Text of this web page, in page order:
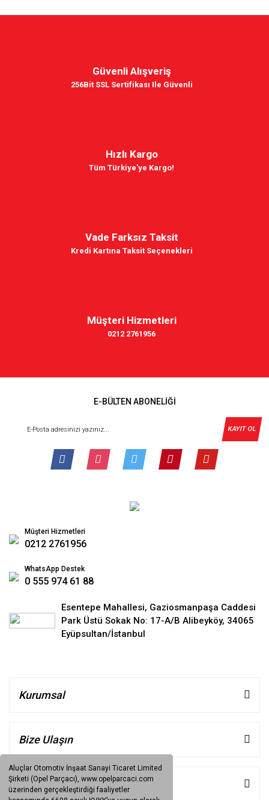
Aluçlar Otomotiv İnşaat Sanayi Ticaret Limited
Şirketi (Opel Parçacı), www.opelparcaci.com
üzerinden gerçekleştirdiği faaliyetler
Güvenli Alışveriş
256Bit SSL Sertifikası Ile Güvenli
Hızlı Kargo
Tüm Türkiye'ye Kargo!
Vade Farksız Taksit
Kredi Kartına Taksit Seçenekleri
Müşteri Hizmetleri
0212 2761956
E-BÜLTEN ABONELİĞİ
KAYIT OL
Müşteri Hizmetleri
0212 2761956
WhatsApp Destek
0 555 974 61 88
Esentepe Mahallesi, Gaziosmanpaşa Caddesi
Park Üstü Sokak No: 17-A/B Alibeyköy, 34065
Eyüpsultan/İstanbul
Kurumsal
Bize Ulaşın
Müşteri Hizmetleri